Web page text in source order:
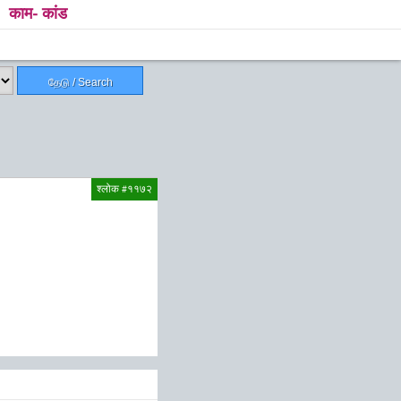
काम- कांड
தேடு / Search
श्लोक #११७२